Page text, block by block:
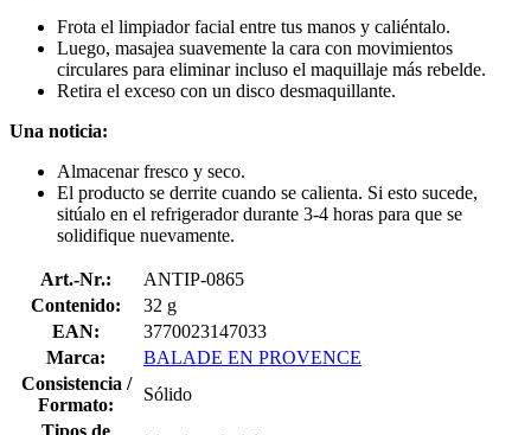
Frota el limpiador facial entre tus manos y caliéntalo.
Luego, masajea suavemente la cara con movimientos
circulares para eliminar incluso el maquillaje más rebelde.
Retira el exceso con un disco desmaquillante.
Una noticia:
Almacenar fresco y seco.
El producto se derrite cuando se calienta. Si esto sucede,
sitúalo en el refrigerador durante 3-4 horas para que se
solidifique nuevamente.
Art.-Nr.:
ANTIP-0865
Contenido:
32 g
EAN:
3770023147033
Marca:
BALADE EN PROVENCE
Consistencia /
Formato:
Sólido
Tipos de